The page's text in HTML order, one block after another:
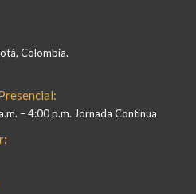
Colombia.
– 4:00 p.m. Jornada Continua